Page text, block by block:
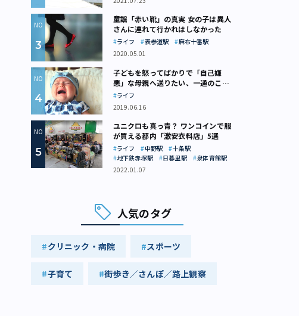
童謡「赤い靴」の真実 女の子は異人
さんに連れて行かれはしなかった
ライフ 表参道駅
麻布十番駅
2020.05.01
子どもを怒ってばかりで「自己嫌
悪」な母親へ送りたい、一通のここ
ろの処方箋
ライフ
2019.06.16
ユニクロも真っ青？ ワンコインで服
が買える都内「激安衣料店」5選
ライフ 中野駅
十条駅
地下鉄赤塚駅
日暮里駅
泉体育館駅
2022.01.07
人気のタグ
クリニック・病院 スポーツ
子育て 街歩き／さんぽ／路上観察